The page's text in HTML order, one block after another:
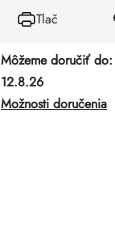
Môžeme doručiť do:
12.8.26
Možnosti doručenia
Tlač